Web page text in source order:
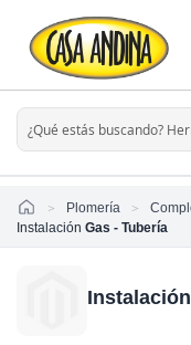
HomePlomería
Instalación Gas - Tubería